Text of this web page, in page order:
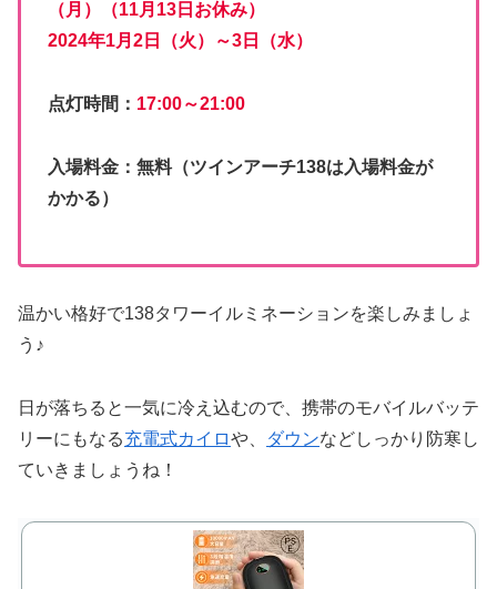
（月）（11月13日お休み）
2024年1月2日（火）～3日（水）
点灯時間： 17:00～21:00
入場料金：無料（ツインアーチ138は入場料金が
かかる）
温かい格好で138タワーイルミネーションを楽しみましょ
う♪
日が落ちると一気に冷え込むので、携帯のモバイルバッテ
リーにもなる充電式カイロや、 ダウンなどしっかり防寒し
ていきましょうね！